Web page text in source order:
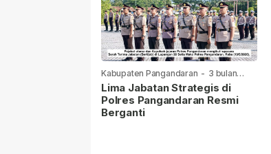
Kabupaten Pangandaran - 3 bulan
yang lalu
Lima Jabatan Strategis di
Polres Pangandaran Resmi
Berganti